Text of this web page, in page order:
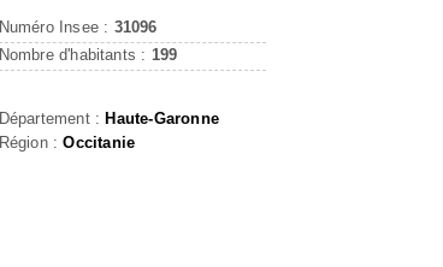
Numéro Insee : 31096
Nombre d'habitants : 199
Département : Haute-Garonne
Région :Occitanie